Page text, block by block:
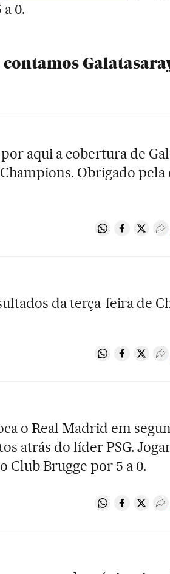
0.
contamos
aqui a cobertura de
Obrigado pela
Compartir en
da terça-feira de
Compartir en
o Real Madrid em
atrás do líder PSG.
Club Brugge por 5 a 0.
Compartir en